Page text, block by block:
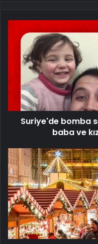
bomba
seslerini
oyuna
dönüştüren
kızının
zafer
şarkılarıSuriye'de bomba
baba ve
Almanya
Noel
Pazarı
saldırısında
can
kaybı
6'ya
yükseldi